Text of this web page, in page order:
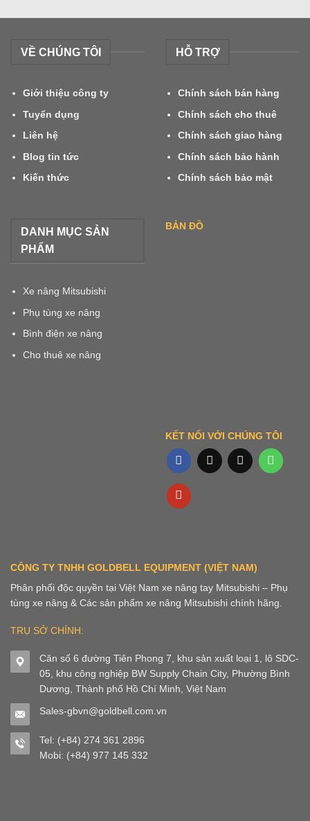
LẮP
VỀ CHÚNG TÔI
Giới thiệu công ty
Tuyển dụng
Liên hệ
Blog tin tức
Kiến thức
HỖ TRỢ
Chính sách bán hàng
Chính sách cho thuê
Chính sách giao hàng
Chính sách bảo hành
Chính sách bảo mật
DANH MỤC SẢN
PHẨM
Xe nâng Mitsubishi
Phụ tùng xe nâng
Bình điện xe nâng
Cho thuê xe nâng
BẢN ĐỒ
KẾT NỐI VỚI CHÚNG TÔI
CÔNG TY TNHH GOLDBELL EQUIPMENT (VIỆT NAM)
Phân phối độc quyền tại Việt Nam xe nâng tay Mitsubishi – Phụ
tùng xe nâng & Các sản phẩm xe nâng Mitsubishi chính hãng.
TRỤ SỞ CHÍNH:
Căn số 6 đường Tiên Phong 7, khu sản xuất loại 1, lô SDC-
05, khu công nghiệp BW Supply Chain City, Phường Bình
Dương, Thành phố Hồ Chí Minh, Việt Nam
Sales-gbvn@goldbell.com.vn
Tel: (+84) 274 361 2896
Mobi: (+84) 977 145 332